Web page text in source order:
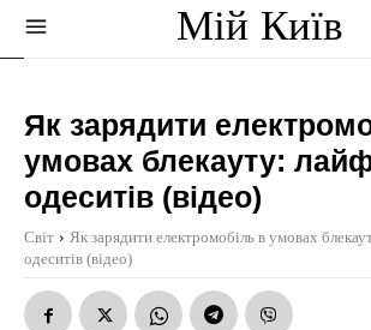
Мій Київ
Як зарядити
умовах блекауту:
одеситів (відео)
Світ
Як зарядити електромобіль в умовах
одеситів (відео)